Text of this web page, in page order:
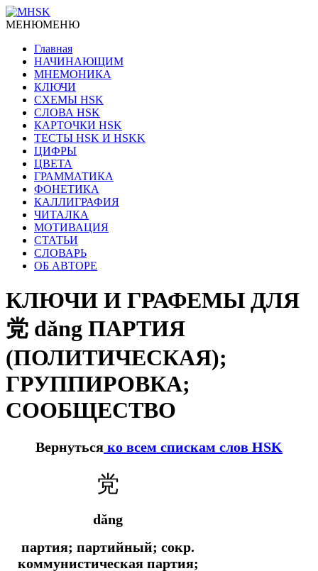
МЕНЮМЕНЮ
Главная
НАЧИНАЮЩИМ
МНЕМОНИКА
КЛЮЧИ
СХЕМЫ HSK
СЛОВА HSK
КАРТОЧКИ HSK
ТЕСТЫ HSK И HSKK
ЦИФРЫ
ЦВЕТА
ГРАММАТИКА
ФОНЕТИКА
КАЛЛИГРАФИЯ
ЧИТАЛКА
МОТИВАЦИЯ
СТАТЬИ
СЛОВАРЬ
ОБ АВТОРЕ
КЛЮЧИ И ГРАФЕМЫ ДЛЯ
党 dǎng ПАРТИЯ
(ПОЛИТИЧЕСКАЯ);
ГРУППИРОВКА;
СООБЩЕСТВО
Вернуться ко всем спискам слов HSK
党
dǎng
партия; партийный; сокр.
коммунистическая партия;